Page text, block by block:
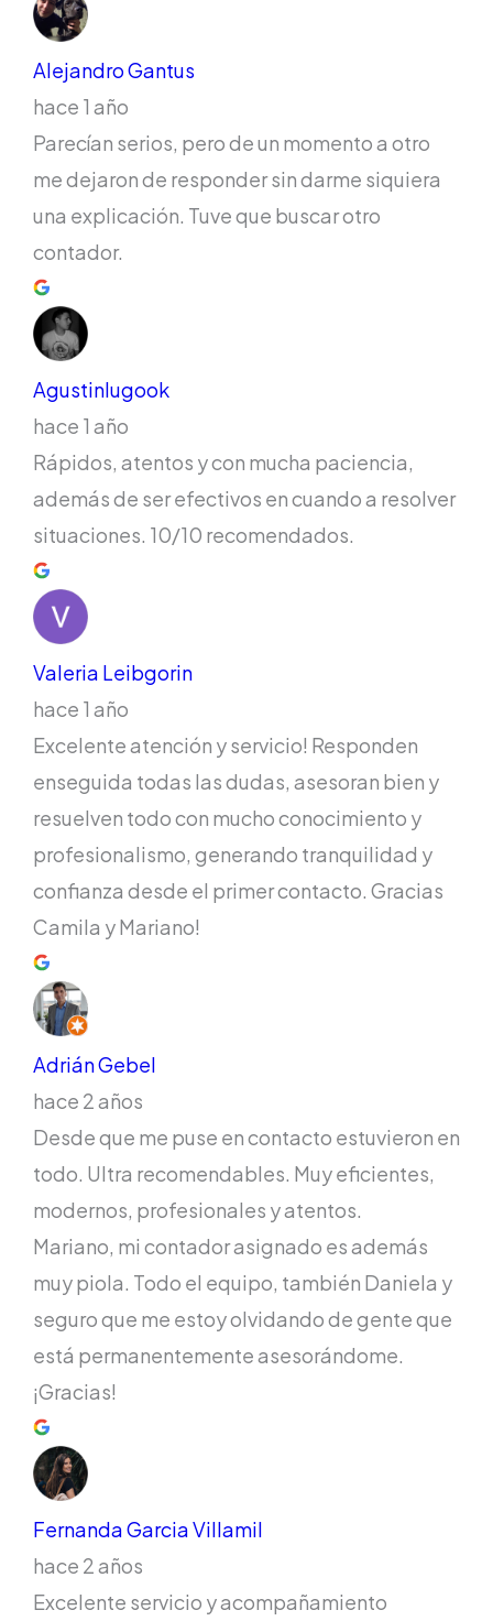
Alejandro Gantus
hace 1 año
Parecían serios, pero de un momento a otro
me dejaron de responder sin darme siquiera
una explicación. Tuve que buscar otro
contador.
Agustinlugook
hace 1 año
Rápidos, atentos y con mucha paciencia,
además de ser efectivos en cuando a resolver
situaciones. 10/10 recomendados.
Valeria Leibgorin
hace 1 año
Excelente atención y servicio! Responden
enseguida todas las dudas, asesoran bien y
resuelven todo con mucho conocimiento y
profesionalismo, generando tranquilidad y
confianza desde el primer contacto. Gracias
Camila y Mariano!
Adrián Gebel
hace 2 años
Desde que me puse en contacto estuvieron en
todo. Ultra recomendables. Muy eficientes,
modernos, profesionales y atentos.
Mariano, mi contador asignado es además
muy piola. Todo el equipo, también Daniela y
seguro que me estoy olvidando de gente que
está permanentemente asesorándome.
¡Gracias!
Fernanda Garcia Villamil
hace 2 años
Excelente servicio y acompañamiento